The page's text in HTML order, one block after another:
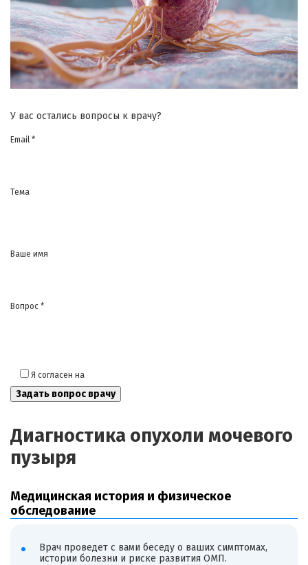
У вас остались вопросы к врачу?
Email *
Тема
Ваше имя
Вопрос *
Я согласен на
Диагностика опухоли мочевого
пузыря
Медицинская история и физическое
обследование
Врач проведет с вами беседу о ваших симптомах,
истории болезни и риске развития ОМП.